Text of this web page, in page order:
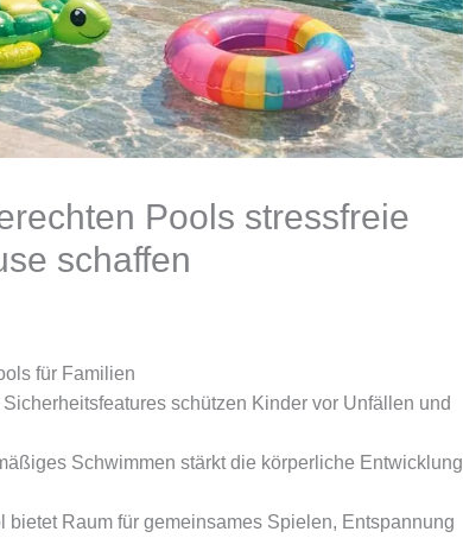
Pools stressfreie
schaffen
für Familien
schützen Kinder vor Unfällen und
Schwimmen stärkt die körperliche Entwicklung
bietet Raum für gemeinsames Spielen, Entspannung